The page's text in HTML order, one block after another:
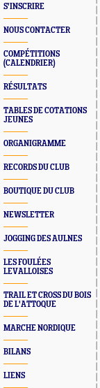
S'INSCRIRE
NOUS CONTACTER
COMPÉTITIONS
(CALENDRIER)
RÉSULTATS
TABLES DE COTATIONS
JEUNES
ORGANIGRAMME
RECORDS DU CLUB
BOUTIQUE DU CLUB
NEWSLETTER
JOGGING DES AULNES
LES FOULÉES
LEVALLOISES
TRAIL ET CROSS DU BOIS
DE L'ATTOQUE
MARCHE NORDIQUE
BILANS
LIENS